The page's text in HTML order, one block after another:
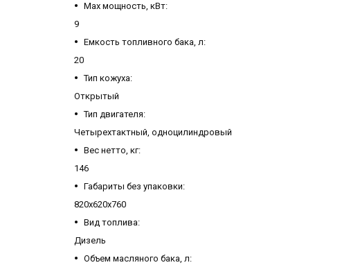
Мах мощность, кВт:
9
Емкость топливного бака, л:
20
Тип кожуха:
Открытый
Тип двигателя:
Четырехтактный, одноцилиндровый
Вес нетто, кг:
146
Габариты без упаковки:
820x620x760
Вид топлива:
Дизель
Объем масляного бака, л: